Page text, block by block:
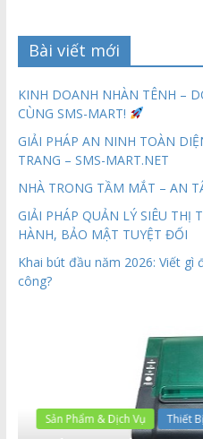
Bài viết mới
KINH DOANH NHÀN TÊNH –
CÙNG SMS-MART!
GIẢI PHÁP AN NINH TOÀN
TRANG – SMS-MART.NET
NHÀ TRONG TẦM MẮT – AN
GIẢI PHÁP QUẢN LÝ SIÊU THỊ
HÀNH, BẢO MẬT TUYỆT ĐỐI
Khai bút đầu năm 2026: Viết
công?
Sản Phẩm & Dịch Vụ Thiết